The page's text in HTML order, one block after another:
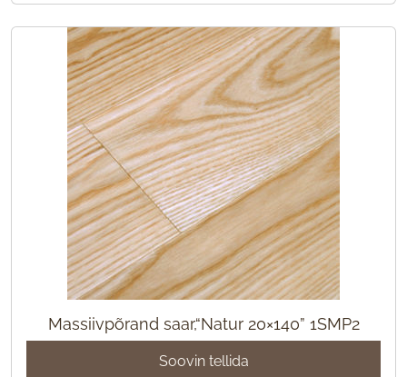
Massiivpõrand saar,“Natur 20×140” 1SMP2
Soovin tellida